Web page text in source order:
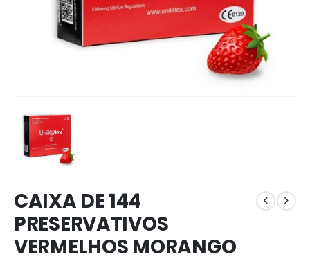
CAIXA DE 144
PRESERVATIVOS
VERMELHOS MORANGO